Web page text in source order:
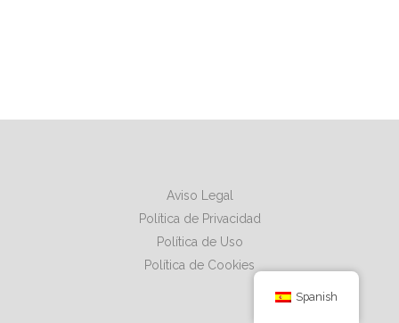
Aviso Legal
Política de Privacidad
Política de Uso
Política de Cookies
Spanish